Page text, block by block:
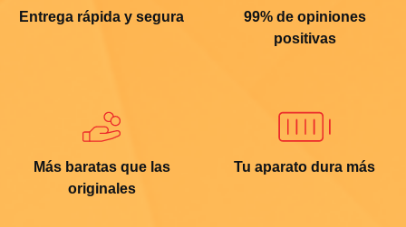
Entrega rápida y segura
99% de opiniones
positivas
Más baratas que las
originales
Tu aparato dura más